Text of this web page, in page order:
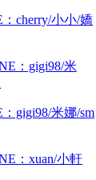
cherry/小小/嬌
gigi98/米娜/sm